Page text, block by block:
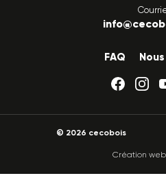
FAQ
© 2026 cecobois
Création web